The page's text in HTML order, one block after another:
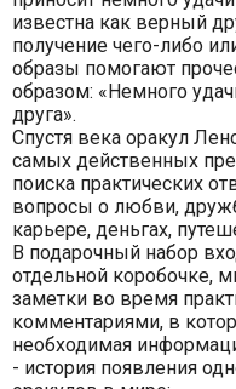
известна как верный
получение чего-либо
образы помогают
образом: «Немного
друга».
Спустя века оракул
самых действенных
поиска практических
вопросы о любви,
карьере, деньгах,
В подарочный набор
отдельной коробочке,
заметки во время
комментариями, в
необходимая
- история появления